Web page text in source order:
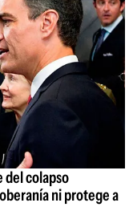
del colapso
ni protege a